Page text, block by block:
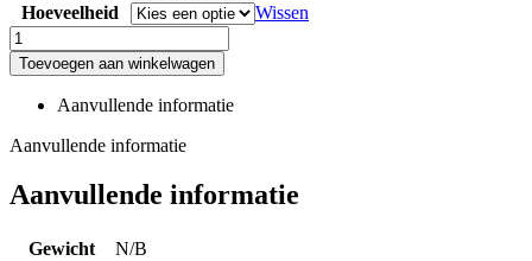
Hoeveelheid
Wissen
Black
Halibut
Tuna
aantal
Toevoegen aan winkelwagen
Aanvullende informatie
Aanvullende informatie
Aanvullende informatie
Gewicht N/B